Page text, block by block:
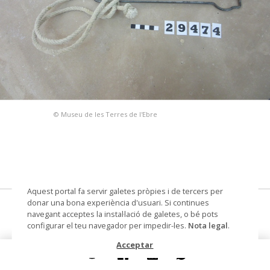
© Museu de les Terres de l'Ebre
penjador de patos
Materials i tècniques cotó
Aquest portal fa servir galetes pròpies i de tercers per
donar una bona experiència d'usuari. Si continues
navegant acceptes la instal·lació de galetes, o bé pots
configurar el teu navegador per impedir-les. Nota legal.
Acceptar